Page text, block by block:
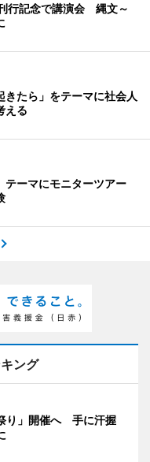
行記念で講演会 縄文～
たら」をテーマに社会人
える
テーマにモニターツアー
ング
り」開催へ 手に汗握